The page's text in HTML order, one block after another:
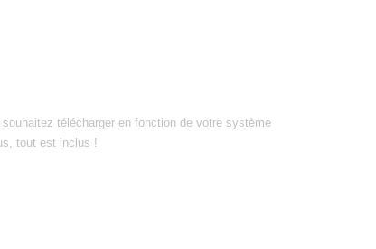
télécharger en fonction de votre système
tout est inclus !